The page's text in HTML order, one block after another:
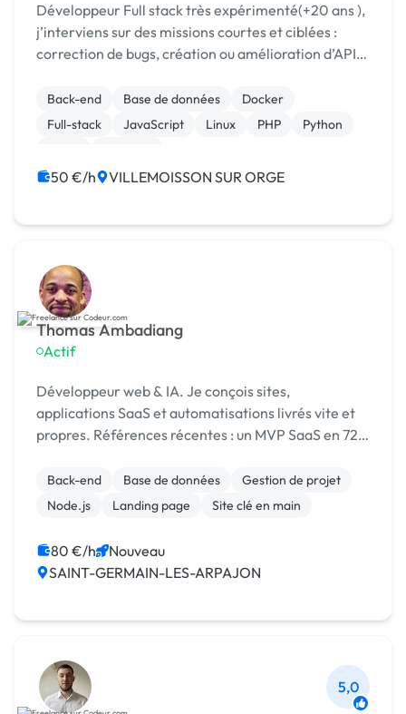
Développeur Full stack très expérimenté(+20 ans ),
j’interviens sur des missions courtes et ciblées :
correction de bugs, création ou amélioration d’API,
Back-end Base de données
Docker
Full-stack
JavaScript Linux PHP
Python
50 €/h VILLEMOISSON SUR ORGE
Thomas Ambadiang
Actif
Développeur web & IA. Je conçois sites,
applications SaaS et automatisations livrés vite et
propres. Références récentes : un MVP SaaS en 72h
Back-end Base de données
Gestion de projet
Node.js
Landing page Site clé en main
80 €/h
Nouveau
SAINT-GERMAIN-LES-ARPAJON
5,0